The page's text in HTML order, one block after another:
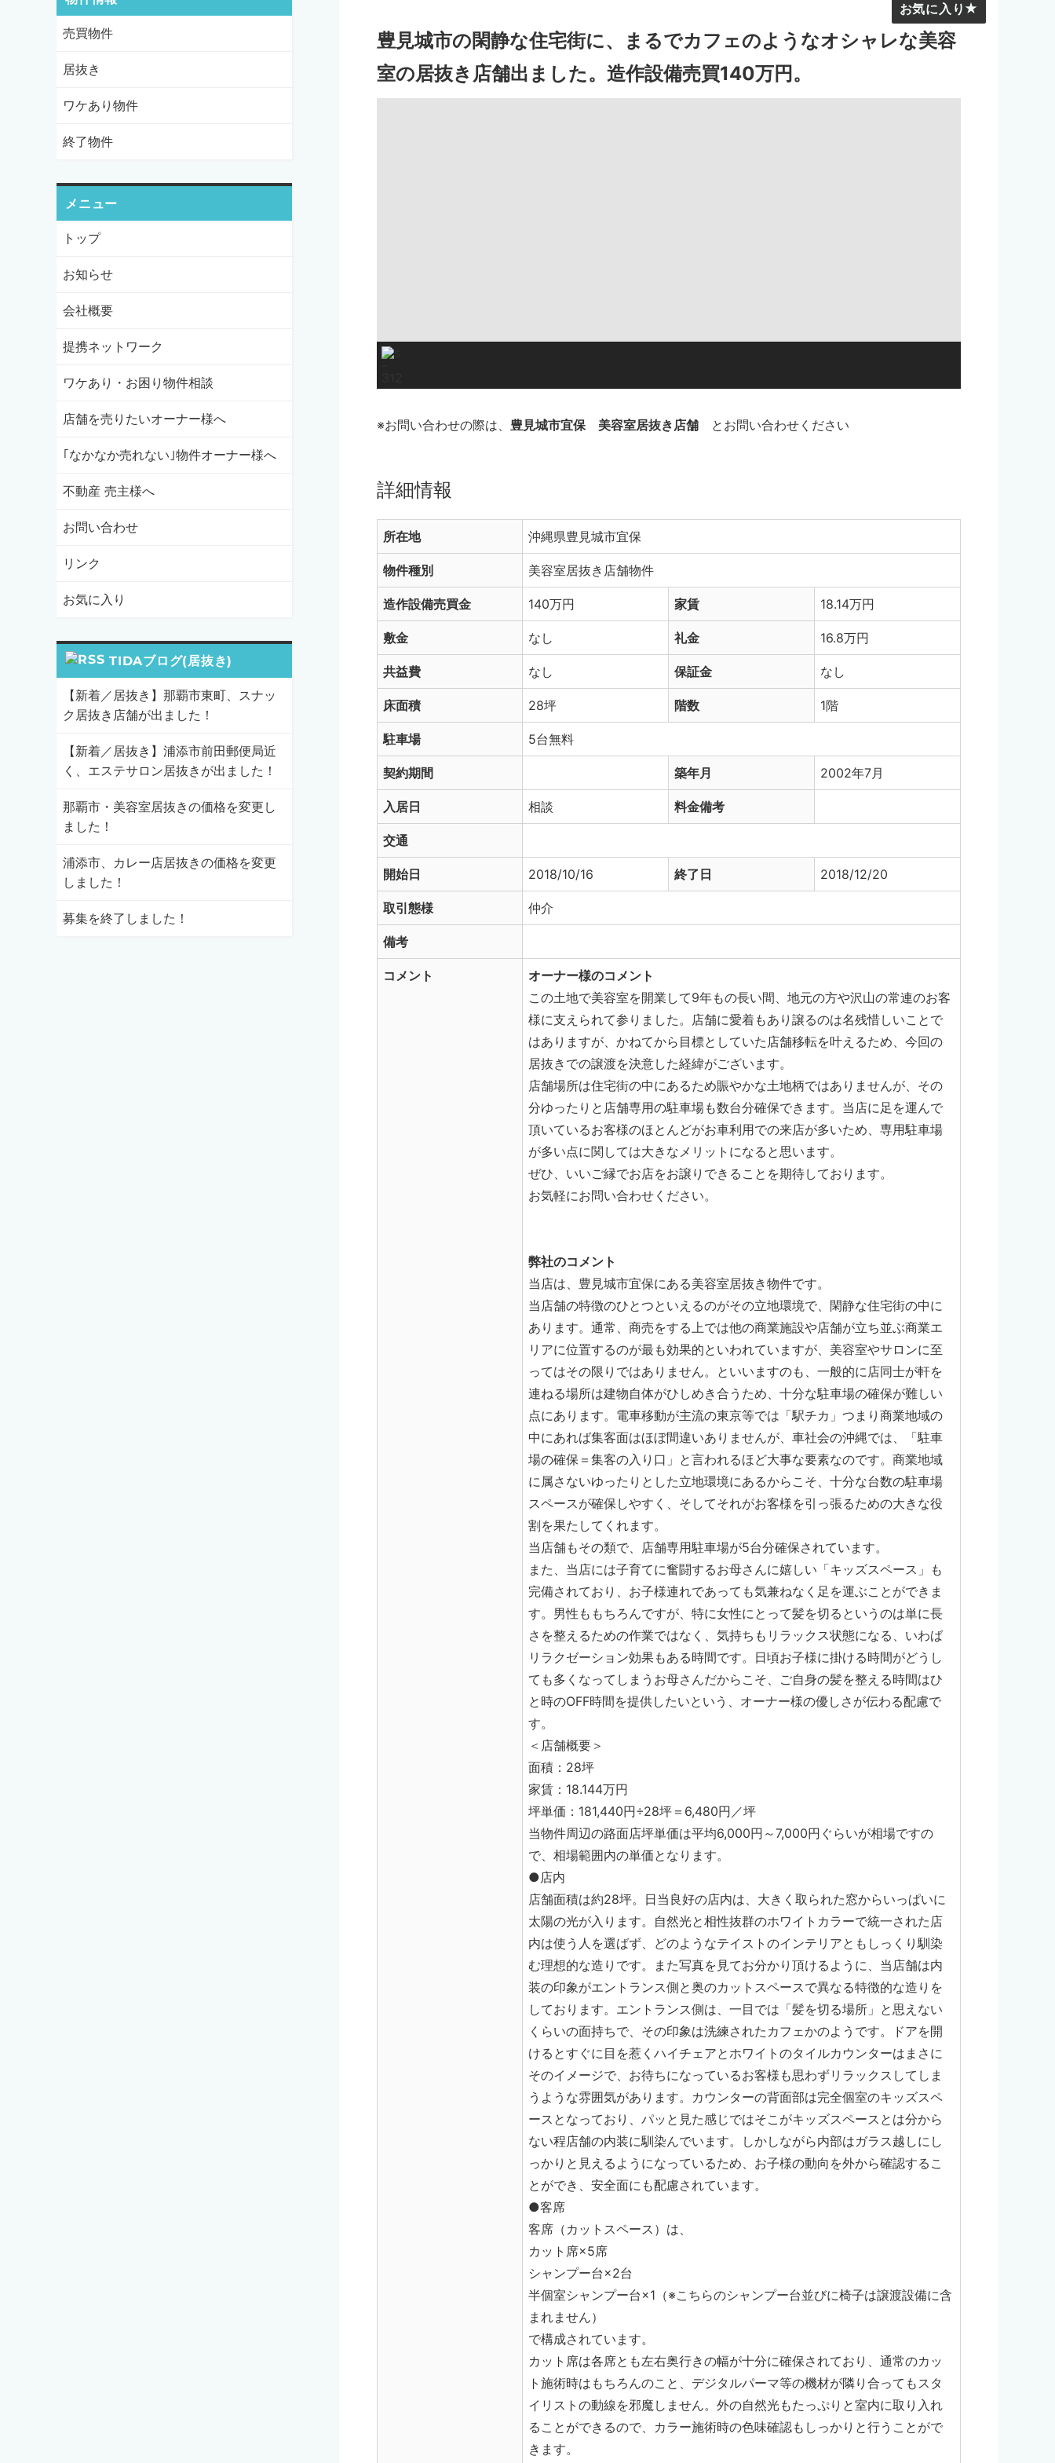
豊見城市の閑静な住宅街に、まるでカフェのようなオシャレな美容
室の居抜き店舗出ました。造作設備売買140万円。
お気に入り
※お問い合わせの際は、 豊見城市宜保 美容室居抜き店舗 とお問い合わせください
詳細情報
所在地 沖縄県豊見城市宜保
物件種別 美容室居抜き店舗物件
造作設備売買金 140万円 家賃 18.14万円
敷金 なし 礼金 16.8万円
共益費 なし 保証金 なし
床面積 28坪 階数 1階
駐車場 5台無料
契約期間 築年月 2002年7月
入居日 相談 料金備考
交通
開始日 2018/10/16 終了日 2018/12/20
取引態様 仲介
備考
コメント
オーナー様のコメント
この土地で美容室を開業して9年もの長い間、地元の方や沢山の常連のお客
様に支えられて参りました。店舗に愛着もあり譲るのは名残惜しいことで
はありますが、かねてから目標としていた店舗移転を叶えるため、今回の
居抜きでの譲渡を決意した経緯がございます。
店舗場所は住宅街の中にあるため賑やかな土地柄ではありませんが、その
分ゆったりと店舗専用の駐車場も数台分確保できます。当店に足を運んで
頂いているお客様のほとんどがお車利用での来店が多いため、専用駐車場
が多い点に関しては大きなメリットになると思います。
ぜひ、いいご縁でお店をお譲りできることを期待しております。
お気軽にお問い合わせください。
弊社のコメント
当店は、豊見城市宜保にある美容室居抜き物件です。
当店舗の特徴のひとつといえるのがその立地環境で、閑静な住宅街の中に
あります。通常、商売をする上では他の商業施設や店舗が立ち並ぶ商業エ
リアに位置するのが最も効果的といわれていますが、美容室やサロンに至
ってはその限りではありません。といいますのも、一般的に店同士が軒を
連ねる場所は建物自体がひしめき合うため、十分な駐車場の確保が難しい
点にあります。電車移動が主流の東京等では「駅チカ」つまり商業地域の
中にあれば集客面はほぼ間違いありませんが、車社会の沖縄では、「駐車
場の確保＝集客の入り口」と言われるほど大事な要素なのです。商業地域
に属さないゆったりとした立地環境にあるからこそ、十分な台数の駐車場
スペースが確保しやすく、そしてそれがお客様を引っ張るための大きな役
割を果たしてくれます。
当店舗もその類で、店舗専用駐車場が5台分確保されています。
また、当店には子育てに奮闘するお母さんに嬉しい「キッズスペース」も
完備されており、お子様連れであっても気兼ねなく足を運ぶことができま
す。男性ももちろんですが、特に女性にとって髪を切るというのは単に長
さを整えるための作業ではなく、気持ちもリラックス状態になる、いわば
リラクゼーション効果もある時間です。日頃お子様に掛ける時間がどうし
ても多くなってしまうお母さんだからこそ、ご自身の髪を整える時間はひ
と時のOFF時間を提供したいという、オーナー様の優しさが伝わる配慮で
す。
＜店舗概要＞
面積：28坪
家賃：18.144万円
坪単価：181,440円÷28坪＝6,480円／坪
当物件周辺の路面店坪単価は平均6,000円～7,000円ぐらいが相場ですの
で、相場範囲内の単価となります。
●店内
店舗面積は約28坪。日当良好の店内は、大きく取られた窓からいっぱいに
太陽の光が入ります。自然光と相性抜群のホワイトカラーで統一された店
内は使う人を選ばず、どのようなテイストのインテリアともしっくり馴染
む理想的な造りです。また写真を見てお分かり頂けるように、当店舗は内
装の印象がエントランス側と奥のカットスペースで異なる特徴的な造りを
しております。エントランス側は、一目では「髪を切る場所」と思えない
くらいの面持ちで、その印象は洗練されたカフェかのようです。ドアを開
けるとすぐに目を惹くハイチェアとホワイトのタイルカウンターはまさに
そのイメージで、お待ちになっているお客様も思わずリラックスしてしま
うような雰囲気があります。カウンターの背面部は完全個室のキッズスペ
ースとなっており、パッと見た感じではそこがキッズスペースとは分から
ない程店舗の内装に馴染んでいます。しかしながら内部はガラス越しにし
っかりと見えるようになっているため、お子様の動向を外から確認するこ
とができ、安全面にも配慮されています。
●客席
客席（カットスペース）は、
カット席×5席
シャンプー台×2台
半個室シャンプー台×1（※こちらのシャンプー台並びに椅子は譲渡設備に含
まれません）
で構成されています。
カット席は各席とも左右奥行きの幅が十分に確保されており、通常のカッ
ト施術時はもちろんのこと、デジタルパーマ等の機材が隣り合ってもスタ
イリストの動線を邪魔しません。外の自然光もたっぷりと室内に取り入れ
ることができるので、カラー施術時の色味確認もしっかりと行うことがで
きます。
売買物件
居抜き
ワケあり物件
終了物件
メニュー
トップ
お知らせ
会社概要
提携ネットワーク
ワケあり・お困り物件相談
店舗を売りたいオーナー様へ
｢なかなか売れない｣物件オーナー様へ
不動産 売主様へ
お問い合わせ
リンク
お気に入り
TIDAブログ(居抜き)
【新着／居抜き】那覇市東町、スナッ
ク居抜き店舗が出ました！
【新着／居抜き】浦添市前田郵便局近
く、エステサロン居抜きが出ました！
那覇市・美容室居抜きの価格を変更し
ました！
浦添市、カレー店居抜きの価格を変更
しました！
募集を終了しました！